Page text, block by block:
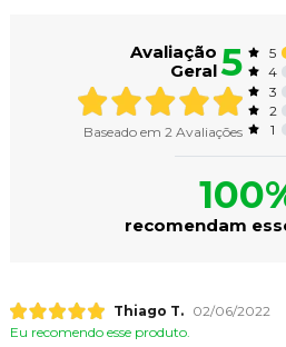
Avaliação
Geral5
Baseado em 2Avaliações
5
4
3
2
1
recomendam
Thiago T.
02/06/2022
Eu recomendo esse produto.